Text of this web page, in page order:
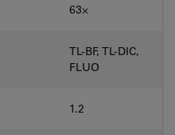
63⨉
TL-BF, TL-DIC,
FLUO
1.2